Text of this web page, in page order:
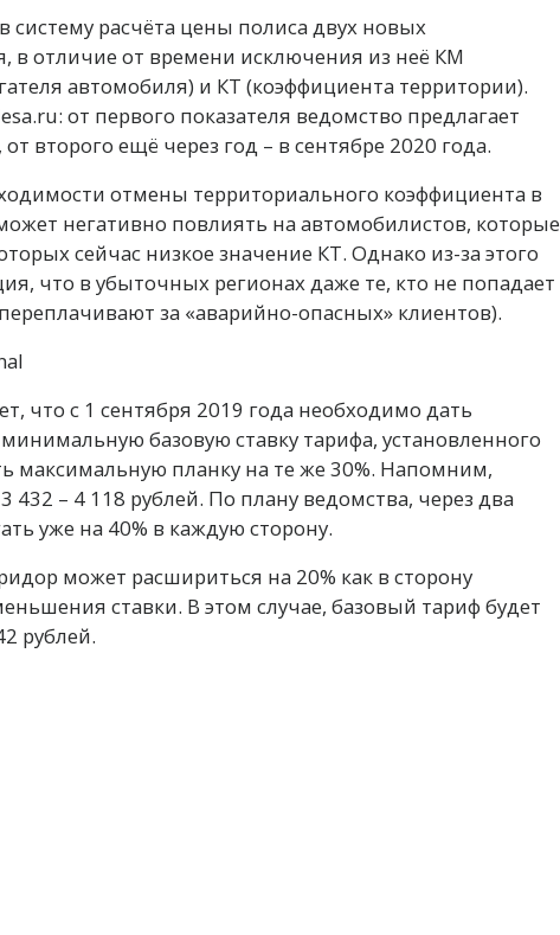
систему расчёта цены полиса двух новых
в отличие от времени исключения из неё КМ
автомобиля) и КТ (коэффициента территории).
от первого показателя ведомство предлагает
второго ещё через год – в сентябре 2020 года.
отмены территориального коэффициента в
негативно повлиять на автомобилистов, которые
сейчас низкое значение КТ. Однако из-за этого
что в убыточных регионах даже те, кто не попадает
за «аварийно-опасных» клиентов).
что с 1 сентября 2019 года необходимо дать
базовую ставку тарифа, установленного
максимальную планку на те же 30%. Напомним,
432 – 4 118 рублей. По плану ведомства, через два
уже на 40% в каждую сторону.
может расшириться на 20% как в сторону
ставки. В этом случае, базовый тариф будет
рублей.